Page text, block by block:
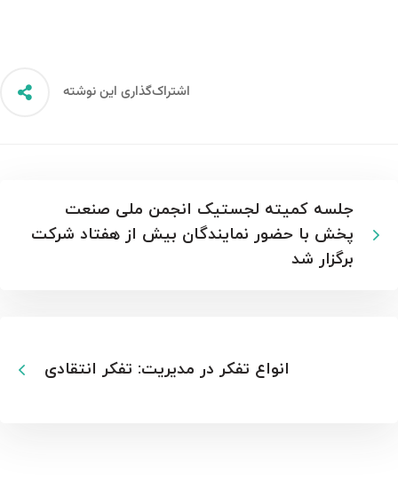
اشتراک‌گذاری این نوشته
جلسه کمیته لجستیک انجمن ملی صنعت
پخش با حضور نمایندگان بیش از هفتاد شرکت
برگزار شد
انواع تفکر در مدیریت: تفکر انتقادی